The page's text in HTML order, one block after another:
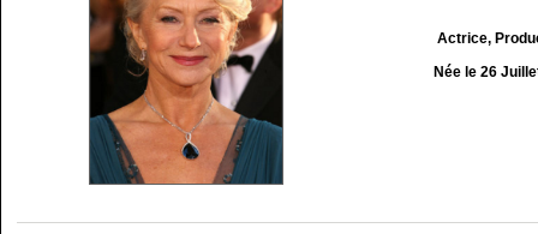
Actrice,
Née le 26